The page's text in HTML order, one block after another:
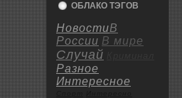
ОБЛАКО ТЭГОВ
НовостиВ
России В мире
Случай
Разное
Интересное